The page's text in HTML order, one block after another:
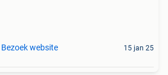
Bezoek website 15 jan 25